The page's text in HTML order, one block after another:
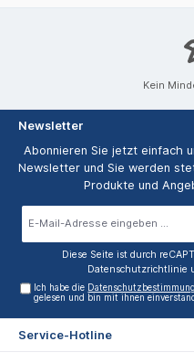
Kein
Newsletter
Abonnieren Sie jetzt einfach
Newsletter und Sie werden
Produkte und
Diese Seite ist durch
Datenschutzrichtlinie
Ich habe die
gelesen und bin mit ihnen
Service-Hotline